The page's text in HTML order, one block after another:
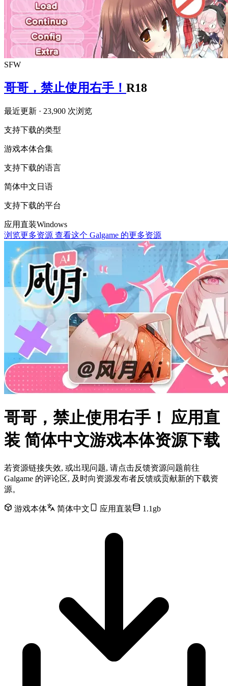
SFW
哥哥，禁止使用右手！ R18
最近更新 · 23,900 次浏览
支持下载的类型
游戏本体合集
支持下载的语言
简体中文 日语
支持下载的平台
应用直装Windows
浏览更多资源 查看这个 Galgame 的更多资源
哥哥，禁止使用右手！ 应用直
装 简体中文游戏本体资源下载
若资源链接失效, 或出现问题, 请点击反馈资源问题前往
Galgame 的评论区, 及时向资源发布者反馈或贡献新的下载资
源。
游戏本体 简体中文 应用直装 1.1gb